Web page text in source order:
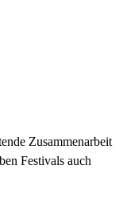
Zusammenarbeit
Festivals auch